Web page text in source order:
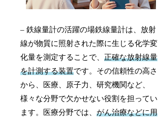
– 鉄線量計の活躍の場鉄線量計は、放射
線が物質に照射された際に生じる化学変
化量を測定することで、正確な放射線量
を計測する装置です。その信頼性の高さ
から、医療、原子力、研究機関など、
様々な分野で欠かせない役割を担ってい
ます。医療分野では、がん治療などに用